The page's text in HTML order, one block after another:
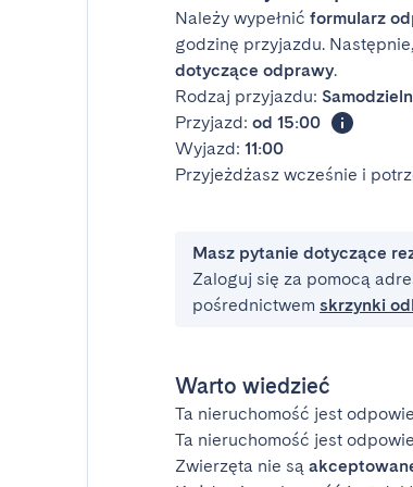
Należy wypełnić formularz
godzinę przyjazdu.
dotyczące odprawy.
Rodzaj przyjazdu:
Przyjazd: od 15:00
Wyjazd: 11:00
Przyjeżdżasz wcześnie i
Masz pytanie dotyczące
Zaloguj się za pomocą
pośrednictwem skrzynki
Warto wiedzieć
Ta nieruchomość jest
Ta nieruchomość jest
Zwierzęta nie są